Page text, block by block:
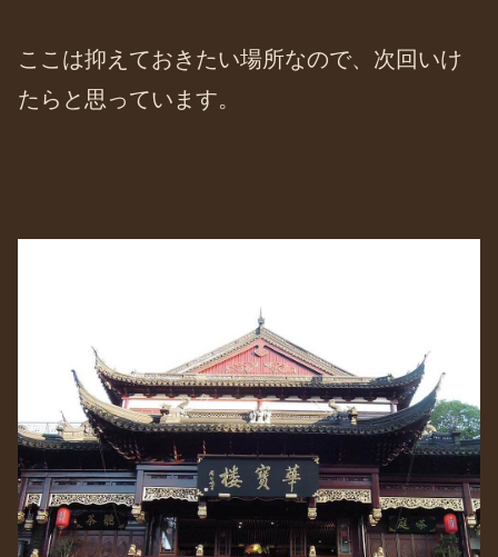
ここは抑えておきたい場所なので、次回いけ
たらと思っています。